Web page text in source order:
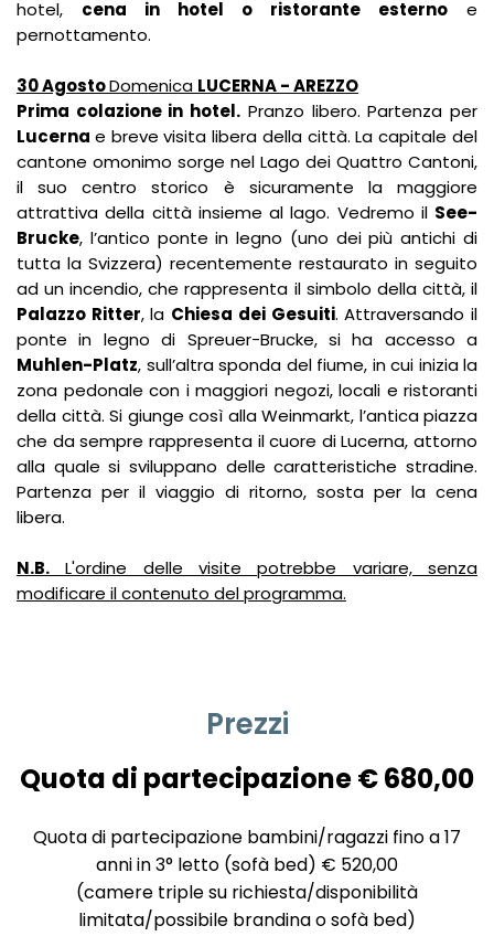
hotel, cena in hotel o ristorante esterno e
pernottamento.
30 AgostoDomenica LUCERNA - AREZZO
Prima colazione in hotel. Pranzo libero. Partenza per
Lucerna e breve visita libera della città. La capitale del
cantone omonimo sorge nel Lago dei Quattro Cantoni,
il suo centro storico è sicuramente la maggiore
attrattiva della città insieme al lago. Vedremo il See-
Brucke, l’antico ponte in legno (uno dei più antichi di
tutta la Svizzera) recentemente restaurato in seguito
ad un incendio, che rappresenta il simbolo della città, il
Palazzo Ritter, la Chiesa dei Gesuiti. Attraversando il
ponte in legno di Spreuer-Brucke, si ha accesso a
Muhlen-Platz, sull’altra sponda del fiume, in cui inizia la
zona pedonale con i maggiori negozi, locali e ristoranti
della città. Si giunge così alla Weinmarkt, l’antica piazza
che da sempre rappresenta il cuore di Lucerna, attorno
alla quale si sviluppano delle caratteristiche stradine.
Partenza per il viaggio di ritorno, sosta per la cena
libera.
N.B. L'ordine delle visite potrebbe variare, senza
modificare il contenuto del programma.
Prezzi
Quota di partecipazione € 680,00
Quota di partecipazione bambini/ragazzi fino a 17
anni in 3° letto (sofà bed) € 520,00
(camere triple su richiesta/disponibilità
limitata/possibile brandina o sofà bed)